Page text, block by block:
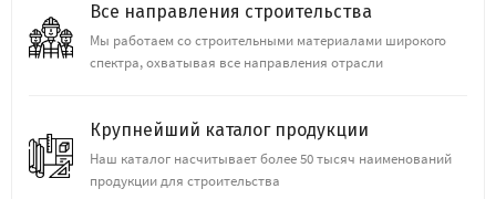
Все направления строительства
Мы работаем со строительными материалами широкого
спектра, охватывая все направления отрасли
Крупнейший каталог продукции
Наш каталог насчитывает более 50 тысяч наименований
продукции для строительства